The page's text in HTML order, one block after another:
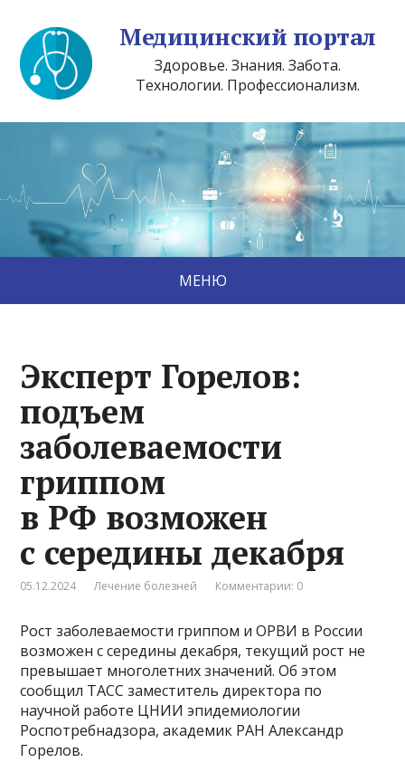
Медицинский портал
Здоровье. Знания. Забота.
Технологии. Профессионализм.
МЕНЮ
Эксперт Горелов:
подъем
заболеваемости
гриппом
в РФ возможен
с середины декабря
05.12.2024 Лечение болезней Комментарии: 0
Рост заболеваемости гриппом и ОРВИ в России
возможен с середины декабря, текущий рост не
превышает многолетних значений. Об этом
сообщил ТАСС заместитель директора по
научной работе ЦНИИ эпидемиологии
Роспотребнадзора, академик РАН Александр
Горелов.